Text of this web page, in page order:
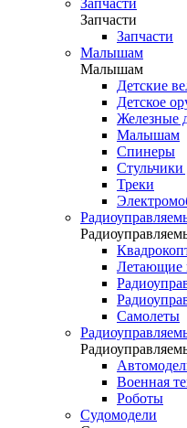
Запчасти
Запчасти
Запчасти
Малышам
Малышам
Детские
Детское
Железные
Малышам
Спинеры
Стульчики
Треки
Летающие
Самолеты
Военная
Роботы
Судомодели